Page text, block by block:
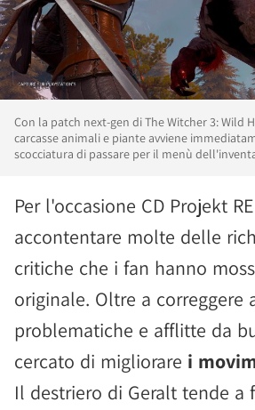
Con la patch next-gen di The Witcher 3: Wild
carcasse animali e piante avviene
scocciatura di passare per il menù
Per l'occasione CD Projekt
accontentare molte delle
critiche che i fan hanno
originale. Oltre a correggere
problematiche e afflitte da
cercato di migliorare i
Il destriero di Geralt tende a